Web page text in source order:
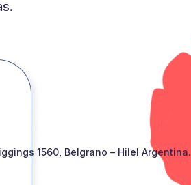
1560, Belgrano – Hilel Argentina.